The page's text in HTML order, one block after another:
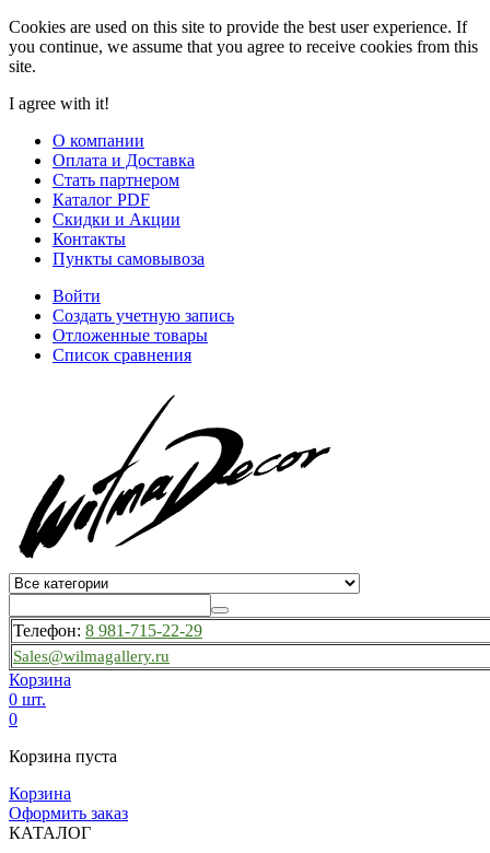
Cookies are used on this site to provide the best user experience. If
you continue, we assume that you agree to receive cookies from this
site.
I agree with it!
О компании
Оплата и Доставка
Стать партнером
Каталог PDF
Скидки и Акции
Контакты
Пункты самовывоза
Войти
Создать учетную запись
Отложенные товары
Список сравнения
Телефон: 8 981-715-22-29
Sales@wilmagallery.ru
Корзина
0 шт.
0
Корзина пуста
Корзина
Оформить заказ
КАТАЛОГ